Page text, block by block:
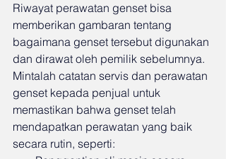
Riwayat perawatan genset bisa
memberikan gambaran tentang
bagaimana genset tersebut digunakan
dan dirawat oleh pemilik sebelumnya.
Mintalah catatan servis dan perawatan
genset kepada penjual untuk
memastikan bahwa genset telah
mendapatkan perawatan yang baik
secara rutin, seperti: